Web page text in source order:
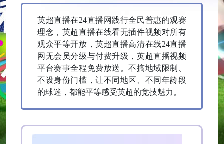
英超直播在24直播网践行全民普惠的观赛
理念，英超直播在线看无插件视频对所有
观众平等开放，英超直播高清在线24直播
网无会员分级与付费升级，英超直播视频
平台赛事全程免费放送。不搞地域限制、
不设身份门槛，让不同地区、不同年龄段
的球迷，都能平等感受英超的竞技魅力。